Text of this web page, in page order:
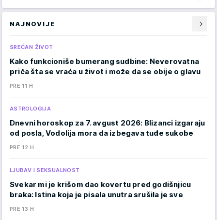
NAJNOVIJE
SREĆAN ŽIVOT
Kako funkcioniše bumerang sudbine: Neverovatna
priča šta se vraća u život i može da se obije o glavu
PRE 11 H
ASTROLOGIJA
Dnevni horoskop za 7. avgust 2026: Blizanci izgaraju
od posla, Vodolija mora da izbegava tuđe sukobe
PRE 12 H
LJUBAV I SEKSUALNOST
Svekar mi je krišom dao kovertu pred godišnjicu
braka: Istina koja je pisala unutra srušila je sve
PRE 13 H